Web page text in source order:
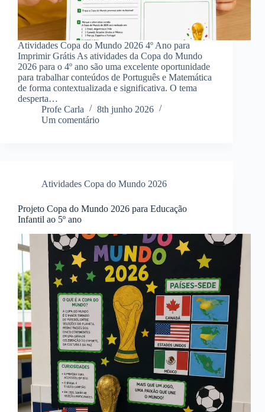
Atividades Copa do Mundo 2026 4º Ano para
Imprimir Grátis As atividades da Copa do Mundo
2026 para o 4º ano são uma excelente oportunidade
para trabalhar conteúdos de Português e Matemática
de forma contextualizada e significativa. O tema
desperta…
Profe Carla
8th junho 2026
Um comentário
Atividades Copa do Mundo 2026
Projeto Copa do Mundo 2026 para Educação
Infantil ao 5º ano